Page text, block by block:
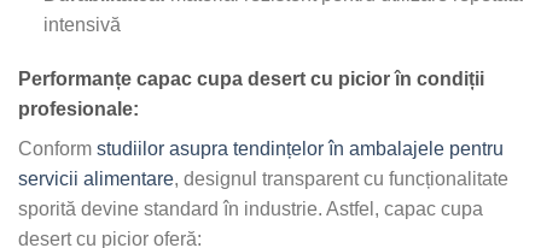
intensivă
Performanțe capac cupa desert cu picior în condiții
profesionale:
Conform studiilor asupra tendințelor în ambalajele pentru
servicii alimentare, designul transparent cu funcționalitate
sporită devine standard în industrie. Astfel, capac cupa
desert cu picior oferă: